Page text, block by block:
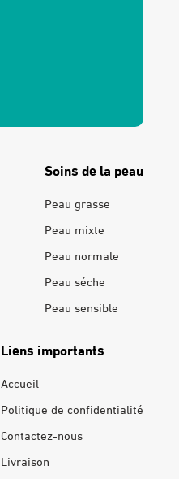
Soins de la peau
Peau grasse
Peau mixte
Peau normale
Peau séche
Peau sensible
Liens importants
Accueil
Politique de confidentialité
Contactez-nous
Livraison